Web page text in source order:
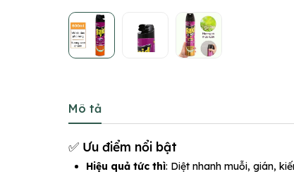
Mô tả
✅ Ưu điểm nổi bật
Hiệu quả tức thì: Diệt nhanh muỗi, gián,